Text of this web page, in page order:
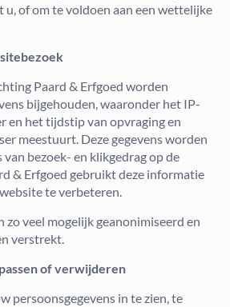
u, of om te voldoen aan een wettelijke
Paard & Erfgoed worden
bijgehouden, waaronder het IP-
en het tijdstip van opvraging en
meestuurt. Deze gegevens worden
bezoek- en klikgedrag op de
& Erfgoed gebruikt deze informatie
te verbeteren.
zo veel mogelijk geanonimiseerd en
verstrekt.
of verwijderen
persoonsgegevens in te zien, te